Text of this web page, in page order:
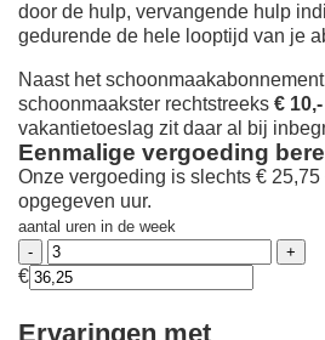
door de hulp, vervangende hulp
gedurende de hele looptijd van je
Naast het
schoonmaakster rechtstreeks €
vakantietoeslag zit daar al bij
Eenmalige vergoeding
Onze vergoeding is slechts € 25,75
opgegeven uur.
aantal uren in de week
€
Ervaringen met